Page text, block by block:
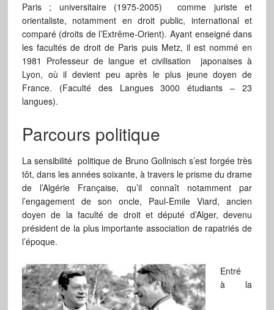
Paris ; universitaire (1975-2005) comme juriste et
orientaliste, notamment en droit public, international et
comparé (droits de l’Extrême-Orient). Ayant enseigné dans
les facultés de droit de Paris puis Metz, il est nommé en
1981 Professeur de langue et civilisation japonaises à
Lyon, où il devient peu après le plus jeune doyen de
France. (Faculté des Langues 3000 étudiants – 23
langues).
Parcours politique
La sensibilité politique de Bruno Gollnisch s’est forgée très
tôt, dans les années soixante, à travers le prisme du drame
de l’Algérie Française, qu’il connaît notamment par
l’engagement de son oncle, Paul-Emile Viard, ancien
doyen de la faculté de droit et député d’Alger, devenu
président de la plus importante association de rapatriés de
l’époque.
Entré
à la